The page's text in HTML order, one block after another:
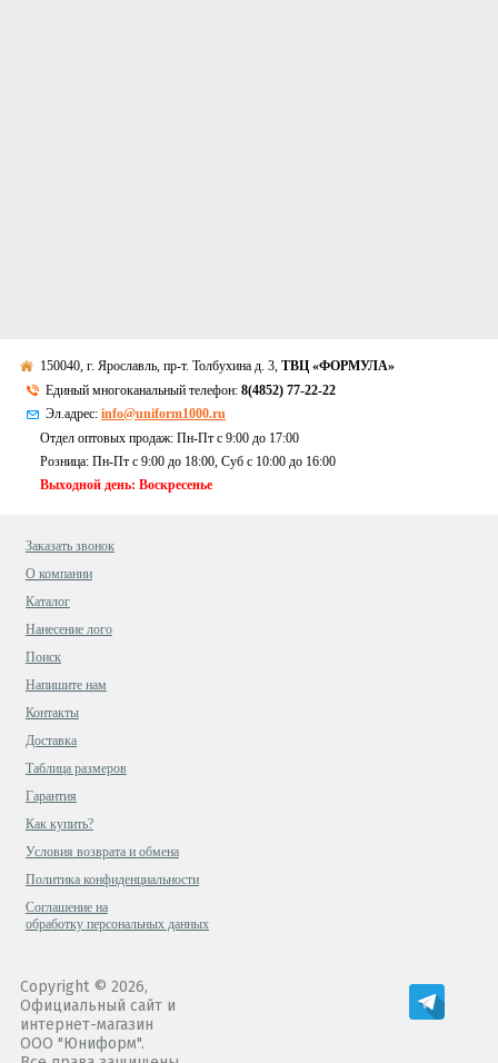
150040, г. Ярославль, пр-т. Толбухина д. 3,ТВЦ «ФОРМУЛА»
Единый многоканальный телефон:8(4852) 77-22-22
Эл.адрес:info@uniform1000.ru
Отдел оптовых продаж: Пн-Пт с 9:00 до 17:00
Розница: Пн-Пт с 9:00 до 18:00, Суб c 10:00 до 16:00
Выходной день: Воскресенье
Заказать звонок
О компании
Каталог
Нанесение лого
Поиск
Напишите нам
Контакты
Доставка
Таблица размеров
Гарантия
Как купить?
Условия возврата и обмена
Политика конфиденциальности
Cоглашение на
обработку персональных данных
Copyright © 2026,
Официальный сайт и
интернет-магазин
ООО "Юниформ".